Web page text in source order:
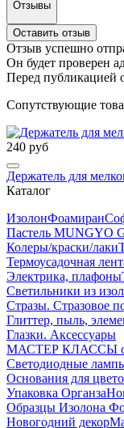
Отзывы
Оставить отзыв
Отзыв успешно
Он будет проверен
Перед публикацией
Сопутствующие
240 руб
Держатель для
Каталог
ИзолонФоамиран
Пастель MUNGYO
Колеры/краски/лаки
Термоусадочная
Электрика, плафоны
Светильники из
Стразы. Стразовое
Глиттер, пыль,
Глазки. Аксессуары
МАСТЕР КЛАССЫ от
Светодиодные
Основания для
Упаковка Органза
Образцы Изолона
Новогодний декор